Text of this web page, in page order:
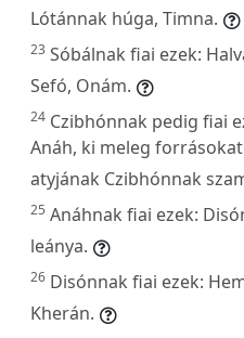
Lótánnak húga, Timna.
23 Sóbálnak fiai ezek:
Sefó, Onám.
24 Czibhónnak pedig fiai
Anáh, ki meleg
atyjának Czibhónnak
25 Anáhnak fiai ezek:
leánya.
26 Disónnak fiai ezek:
Kherán.